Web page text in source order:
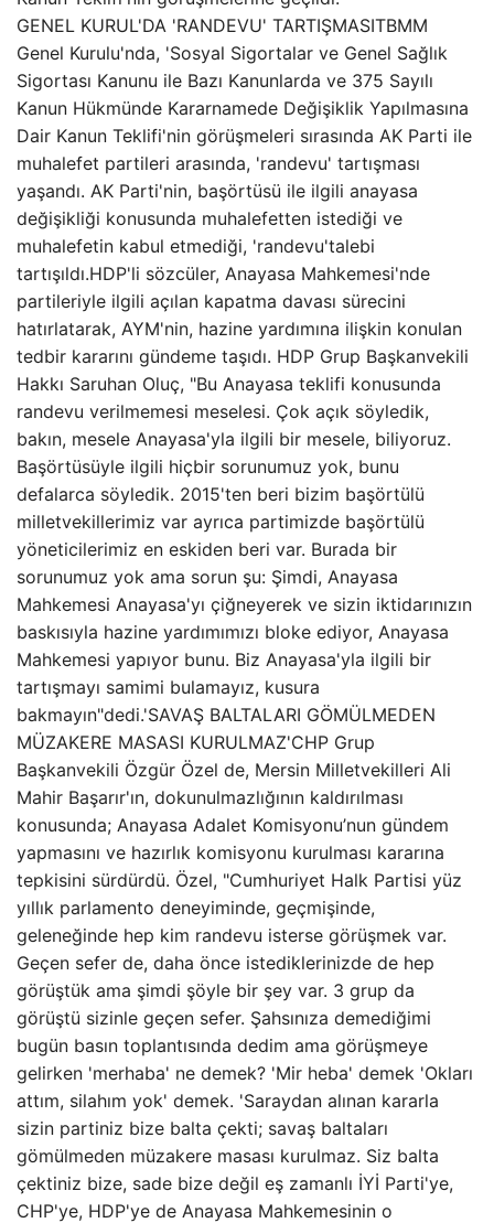
GENEL KURUL'DA 'RANDEVU' TARTIŞMASITBMM
Genel Kurulu'nda, 'Sosyal Sigortalar ve Genel Sağlık
Sigortası Kanunu ile Bazı Kanunlarda ve 375 Sayılı
Kanun Hükmünde Kararnamede Değişiklik Yapılmasına
Dair Kanun Teklifi'nin görüşmeleri sırasında AK Parti ile
muhalefet partileri arasında, 'randevu' tartışması
yaşandı. AK Parti'nin, başörtüsü ile ilgili anayasa
değişikliği konusunda muhalefetten istediği ve
muhalefetin kabul etmediği, 'randevu'talebi
tartışıldı.HDP'li sözcüler, Anayasa Mahkemesi'nde
partileriyle ilgili açılan kapatma davası sürecini
hatırlatarak, AYM'nin, hazine yardımına ilişkin konulan
tedbir kararını gündeme taşıdı. HDP Grup Başkanvekili
Hakkı Saruhan Oluç, "Bu Anayasa teklifi konusunda
randevu verilmemesi meselesi. Çok açık söyledik,
bakın, mesele Anayasa'yla ilgili bir mesele, biliyoruz.
Başörtüsüyle ilgili hiçbir sorunumuz yok, bunu
defalarca söyledik. 2015'ten beri bizim başörtülü
milletvekillerimiz var ayrıca partimizde başörtülü
yöneticilerimiz en eskiden beri var. Burada bir
sorunumuz yok ama sorun şu: Şimdi, Anayasa
Mahkemesi Anayasa'yı çiğneyerek ve sizin iktidarınızın
baskısıyla hazine yardımımızı bloke ediyor, Anayasa
Mahkemesi yapıyor bunu. Biz Anayasa'yla ilgili bir
tartışmayı samimi bulamayız, kusura
bakmayın"dedi.'SAVAŞ BALTALARI GÖMÜLMEDEN
MÜZAKERE MASASI KURULMAZ'CHP Grup
Başkanvekili Özgür Özel de, Mersin Milletvekilleri Ali
Mahir Başarır'ın, dokunulmazlığının kaldırılması
konusunda; Anayasa Adalet Komisyonu’nun gündem
yapmasını ve hazırlık komisyonu kurulması kararına
tepkisini sürdürdü. Özel, "Cumhuriyet Halk Partisi yüz
yıllık parlamento deneyiminde, geçmişinde,
geleneğinde hep kim randevu isterse görüşmek var.
Geçen sefer de, daha önce istediklerinizde de hep
görüştük ama şimdi şöyle bir şey var. 3 grup da
görüştü sizinle geçen sefer. Şahsınıza demediğimi
bugün basın toplantısında dedim ama görüşmeye
gelirken 'merhaba' ne demek? 'Mir heba' demek 'Okları
attım, silahım yok' demek. 'Saraydan alınan kararla
sizin partiniz bize balta çekti; savaş baltaları
gömülmeden müzakere masası kurulmaz. Siz balta
çektiniz bize, sade bize değil eş zamanlı İYİ Parti'ye,
CHP'ye, HDP'ye de Anayasa Mahkemesinin o